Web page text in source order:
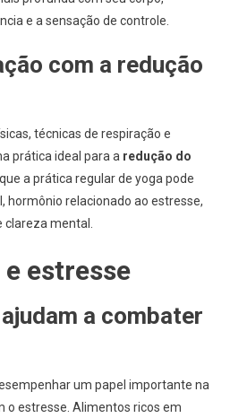
e a sensação de controle.
com a redução
técnicas de respiração e
prática ideal para a redução do
a prática regular de yoga pode
hormônio relacionado ao estresse,
clareza mental.
estresse
a combater
um papel importante na
o estresse. Alimentos ricos em